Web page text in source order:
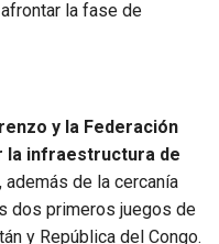
la fase de
y la Federación
la infraestructura de
, además de la cercanía
dos primeros juegos de
y República del Congo.